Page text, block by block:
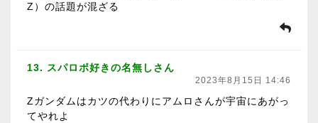
Z）の話題が混ざる
13. スパロボ好きの名無しさん
2023年8月15日 14:46
Zガンダムはカツの代わりにアムロさんが宇宙にあがっ
てやれよ